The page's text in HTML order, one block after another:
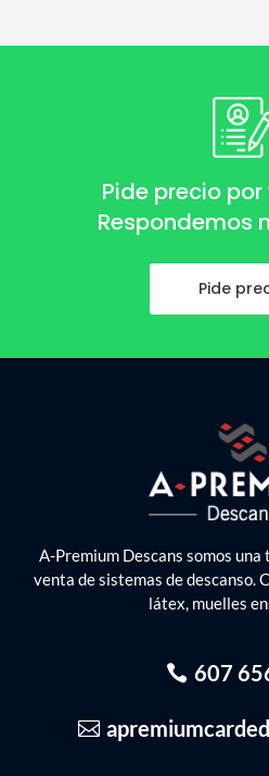
Pide precio
Respondemos
Pide
A-Premium Descans somos
venta de sistemas de descanso.
látex, muelles
607